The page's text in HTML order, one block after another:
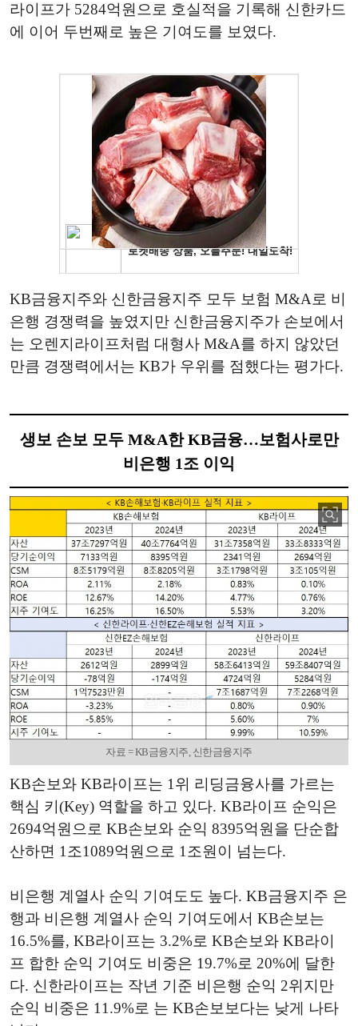
라이프가 5284억원으로 호실적을 기록해 신한카드
에 이어 두번째로 높은 기여도를 보였다.
KB금융지주와 신한금융지주 모두 보험 M&A로 비
은행 경쟁력을 높였지만 신한금융지주가 손보에서
는 오렌지라이프처럼 대형사 M&A를 하지 않았던
만큼 경쟁력에서는 KB가 우위를 점했다는 평가다.
생보 손보 모두 M&A한 KB금융…보험사로만
비은행 1조 이익
자료 = KB금융지주, 신한금융지주
KB손보와 KB라이프는 1위 리딩금융사를 가르는
핵심 키(Key) 역할을 하고 있다. KB라이프 순익은
2694억원으로 KB손보와 순익 8395억원을 단순합
산하면 1조1089억원으로 1조원이 넘는다.
비은행 계열사 순익 기여도도 높다. KB금융지주 은
행과 비은행 계열사 순익 기여도에서 KB손보는
16.5%를, KB라이프는 3.2%로 KB손보와 KB라이
프 합한 순익 기여도 비중은 19.7%로 20%에 달한
다. 신한라이프는 작년 기준 비은행 순익 2위지만
순익 비중은 11.9%로 는 KB손보보다는 낮게 나타